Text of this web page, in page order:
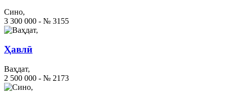
Сино,
3 300 000 - № 3155
Ҳавлӣ
Ваҳдат,
2 500 000 - № 2173